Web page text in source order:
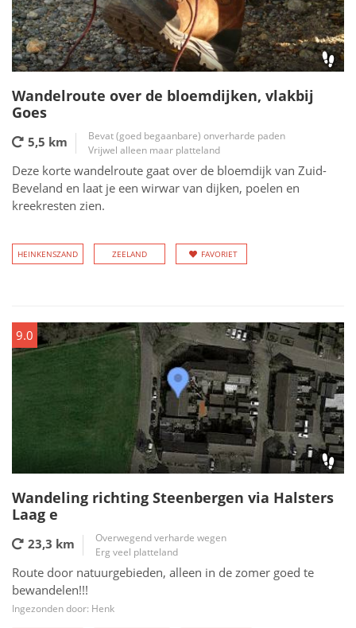
Wandelroute over de bloemdijken, vlakbij
Goes
5,5 km
Bevat (goed begaanbare) onverharde paden
Vrijwel alleen maar platteland
Deze korte wandelroute gaat over de bloemdijk van Zuid-
Beveland en laat je een wirwar van dijken, poelen en
kreekresten zien.
HEINKENSZAND ZEELAND FAVORIET
9.0
Wandeling richting Steenbergen via Halsters
Laag e
23,3 km
Overwegend verharde wegen
Erg veel platteland
Route door natuurgebieden, alleen in de zomer goed te
bewandelen!!!
Ingezonden door: Henk